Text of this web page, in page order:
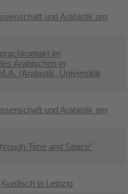
und Arabistik am
im
Arabischen in
(Arabistik, Universität
und Arabistik am
Time and Space"
in Leipzig